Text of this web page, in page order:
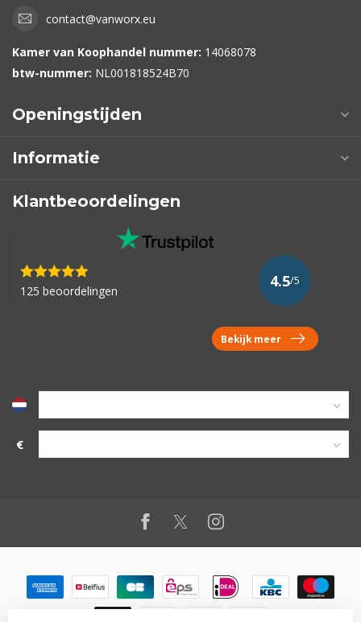
contact@vanworx.eu
Kamer van Koophandel nummer: 14068078
btw-nummer: NL001818524B70
Openingstijden
Informatie
Klantbeoordelingen
125 beoordelingen
4.5/5
Bekijk meer
€